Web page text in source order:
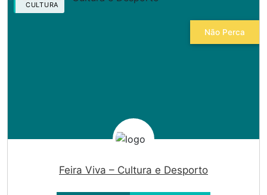
Não Perca
CULTURA
Feira Viva – Cultura e Desporto